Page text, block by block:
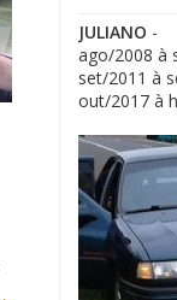
JULIANO -
ago/2008 à
set/2011 à
out/2017 à